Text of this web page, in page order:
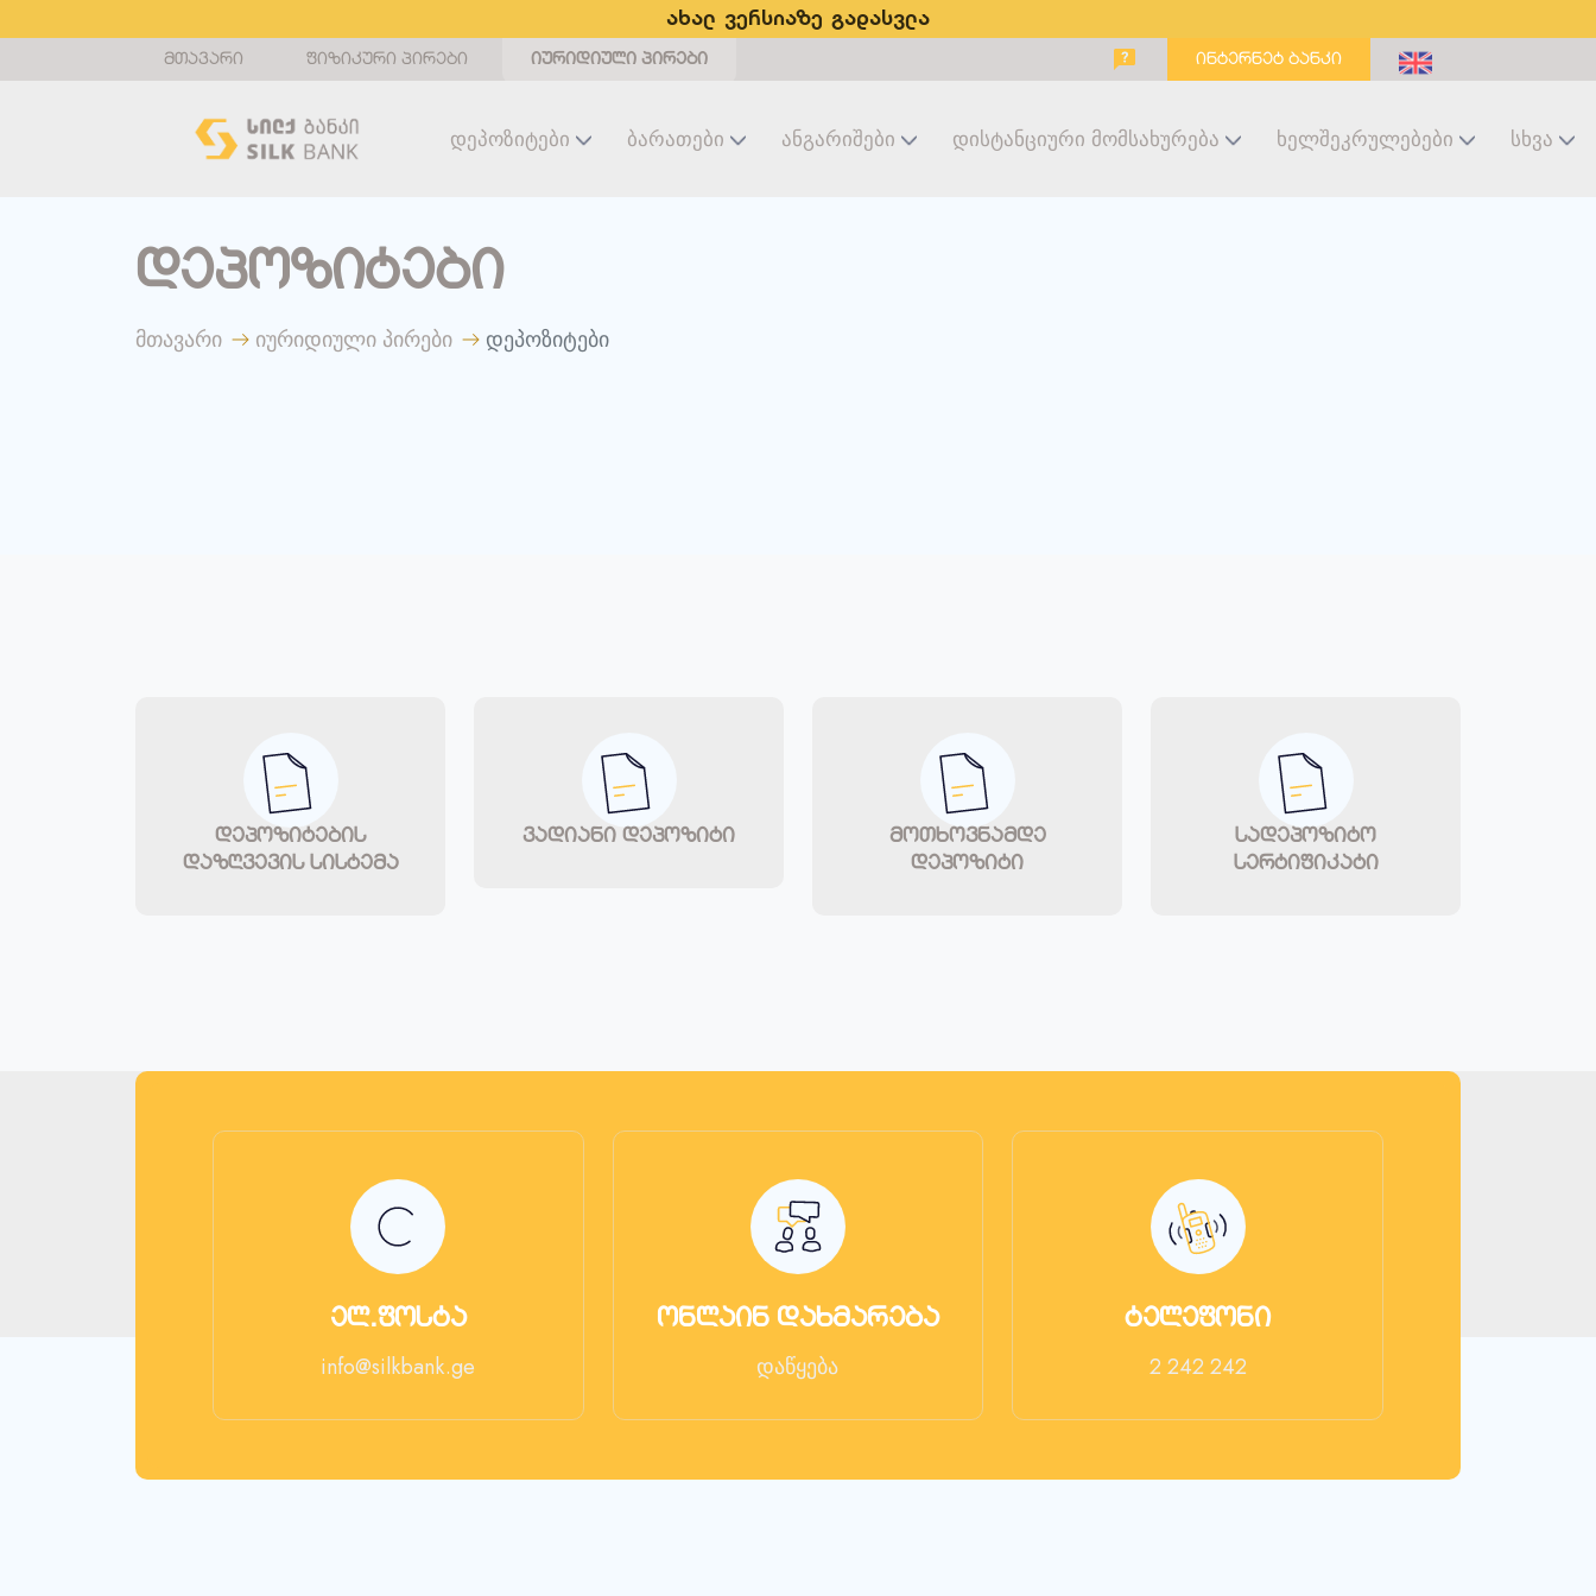
ახალ ვერსიაზე გადასვლა
მთავარი ფიზიკური პირები იურიდიული პირები ინტერნეტ ბანკი
Დეპოზიტები Ბარათები Ანგარიშები Დისტანციური Მომსახურება Ხელშეკრულებები Სხვა
დეპოზიტები
მთავარი იურიდიული პირები დეპოზიტები
დეპოზიტების
დაზღვევის სისტემა
ვადიანი დეპოზიტი
მოთხოვნამდე
დეპოზიტი
სადეპოზიტო
სერტიფიკატი
ელ.ფოსტა
info@silkbank.ge
ონლაინ დახმარება
დაწყება
ტელეფონი
2 242 242